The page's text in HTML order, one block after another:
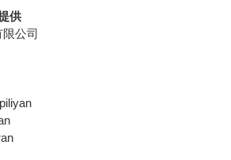
供
公司